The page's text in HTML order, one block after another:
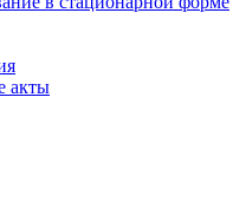
акты